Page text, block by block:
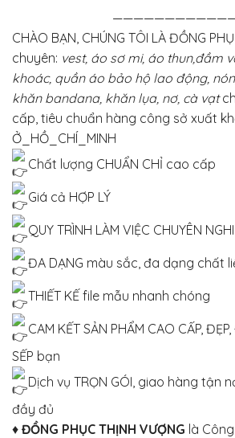
CHÀO BẠN, CHÚNG TÔI LÀ ĐỒNG
chuyên: vest, áo sơ mi, áo thun,đầm
khoác, quần áo bảo hộ lao động,
khăn bandana, khăn lụa, nơ, cà vạt
cấp, tiêu chuẩn hàng công sở xuất
Ở_HỒ_CHÍ_MINH
Chất lượng CHUẨN CHỈ cao cấp
Giá cả HỢP LÝ
QUY TRÌNH LÀM VIỆC CHUYÊN
ĐA DẠNG màu sắc, đa dạng chất
THIẾT KẾ file mẫu nhanh chóng
CAM KẾT SẢN PHẨM CAO CẤP,
SẾP bạn
Dịch vụ TRỌN GÓI, giao hàng tận
đầy đủ
♦ ĐỒNG PHỤC THỊNH VƯỢNG là